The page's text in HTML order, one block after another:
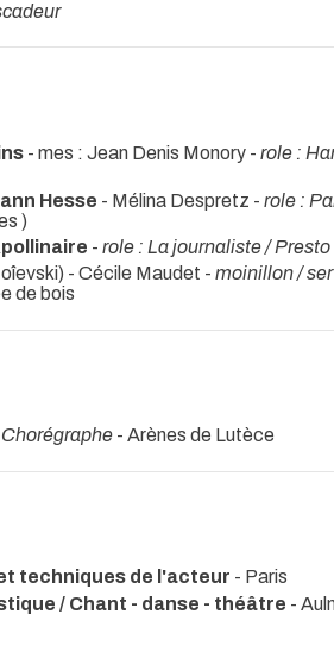
- mes : Jean Denis Monory - role :
Hesse - Mélina Despretz - role :
)
- role : La journaliste / Presto
- Cécile Maudet - moinillon /
de bois
Chorégraphe - Arènes de Lutèce
techniques de l'acteur - Paris
/ Chant - danse - théâtre -